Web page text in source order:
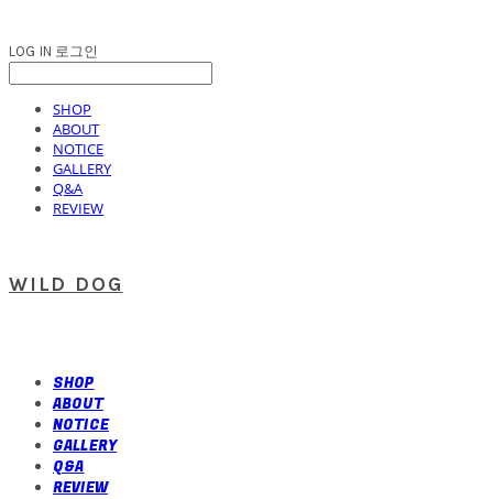
LOG IN 로그인
SHOP
ABOUT
NOTICE
GALLERY
Q&A
REVIEW
WILD DOG
SHOP
ABOUT
NOTICE
GALLERY
Q&A
REVIEW